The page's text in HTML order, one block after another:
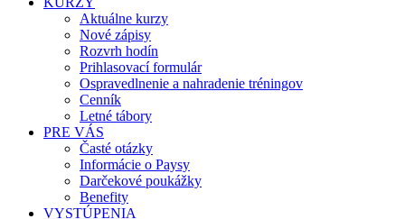
Aktuálne kurzy
Nové zápisy
Rozvrh hodín
Prihlasovací formulár
Ospravedlnenie a nahradenie tréningov
Cenník
Letné tábory
PRE VÁS
Časté otázky
Informácie o Paysy
Darčekové poukážky
Benefity
VYSTÚPENIA